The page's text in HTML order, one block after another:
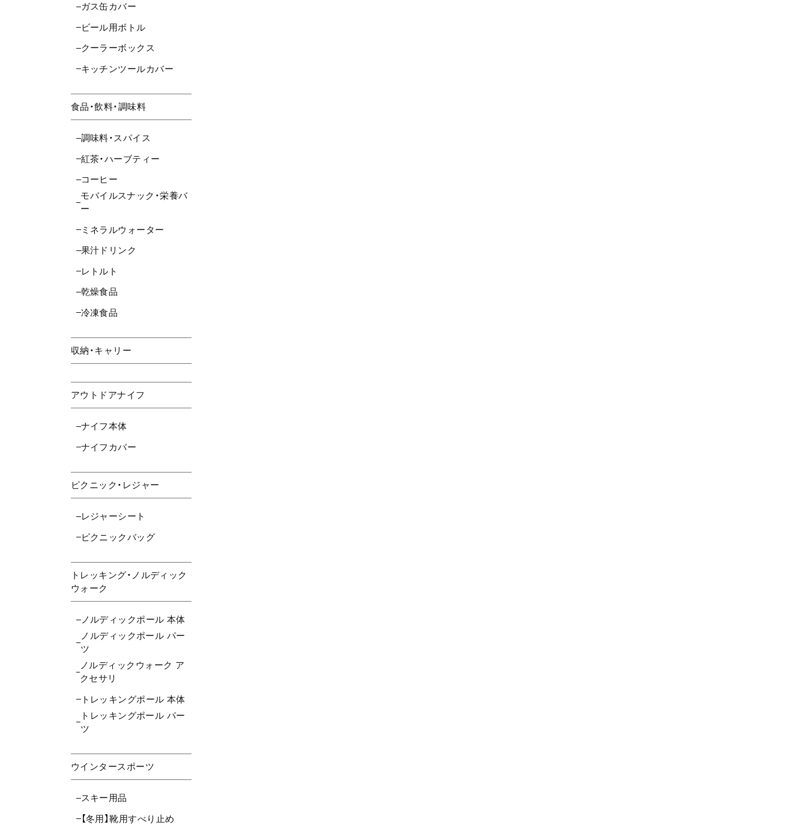
ガス缶カバー
ビール用ボトル
クーラーボックス
キッチンツールカバー
食品・飲料・調味料
調味料・スパイス
紅茶・ハーブティー
コーヒー
モバイルスナック・栄養バ
ー
ミネラルウォーター
果汁ドリンク
レトルト
乾燥食品
冷凍食品
収納・キャリー
アウトドアナイフ
ナイフ本体
ナイフカバー
ピクニック・レジャー
レジャーシート
ピクニックバッグ
トレッキング・ノルディック
ウォーク
ノルディックポール 本体
ノルディックポール パー
ツ
ノルディックウォーク ア
クセサリ
トレッキングポール 本体
トレッキングポール パー
ツ
ウインタースポーツ
スキー用品
【冬用】靴用すべり止め